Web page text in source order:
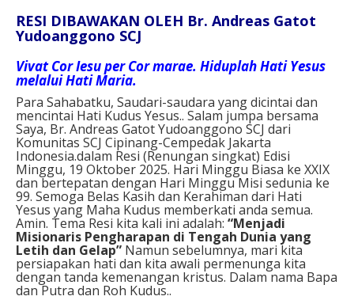
RESI DIBAWAKAN OLEH Br. Andreas Gatot
Yudoanggono SCJ
Vivat Cor Iesu per Cor marae. Hiduplah Hati Yesus
melalui Hati Maria.
Para Sahabatku, Saudari-saudara yang dicintai dan
mencintai Hati Kudus Yesus.. Salam jumpa bersama
Saya, Br. Andreas Gatot Yudoanggono SCJ dari
Komunitas SCJ Cipinang-Cempedak Jakarta
Indonesia.dalam Resi (Renungan singkat) Edisi
Minggu, 19 Oktober 2025. Hari Minggu Biasa ke XXIX
dan bertepatan dengan Hari Minggu Misi sedunia ke
99. Semoga Belas Kasih dan Kerahiman dari Hati
Yesus yang Maha Kudus memberkati anda semua.
Amin. Tema Resi kita kali ini adalah: “Menjadi
Misionaris Pengharapan di Tengah Dunia yang
Letih dan Gelap” Namun sebelumnya, mari kita
persiapakan hati dan kita awali permenunga kita
dengan tanda kemenangan kristus. Dalam nama Bapa
dan Putra dan Roh Kudus..